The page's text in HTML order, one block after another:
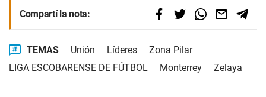
Compartí la nota:
TEMAS Unión Líderes
Zona Pilar
LIGA ESCOBARENSE DE FÚTBOL
Monterrey Zelaya